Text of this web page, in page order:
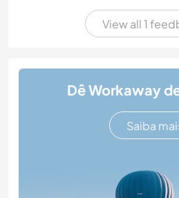
View all 1
Dê Workaway
Saiba